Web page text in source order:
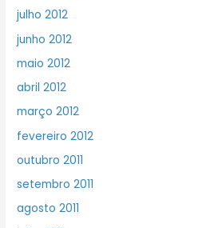
julho 2012
junho 2012
maio 2012
abril 2012
março 2012
fevereiro 2012
outubro 2011
setembro 2011
agosto 2011